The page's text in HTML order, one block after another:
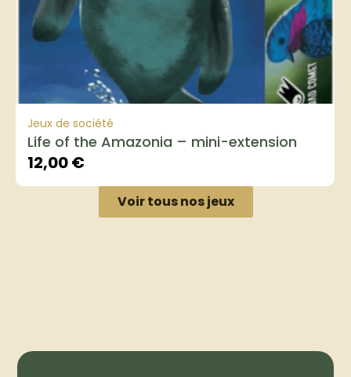
Jeux de société
Life of the Amazonia – mini-extension
12,00€
Voir tous nos jeux